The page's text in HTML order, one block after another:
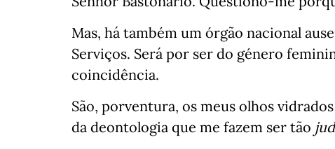
Mas, há também um órgão nacional
Serviços. Será por ser do género
coincidência.
São, porventura, os meus olhos
da deontologia que me fazem ser tão